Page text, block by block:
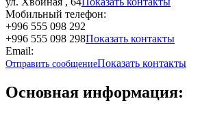
Мобильный телефон:
+996 555 098 292
+996 555 098 298Показать контакты
Email:
Отправить сообщениеПоказать контакты
Основная информация: